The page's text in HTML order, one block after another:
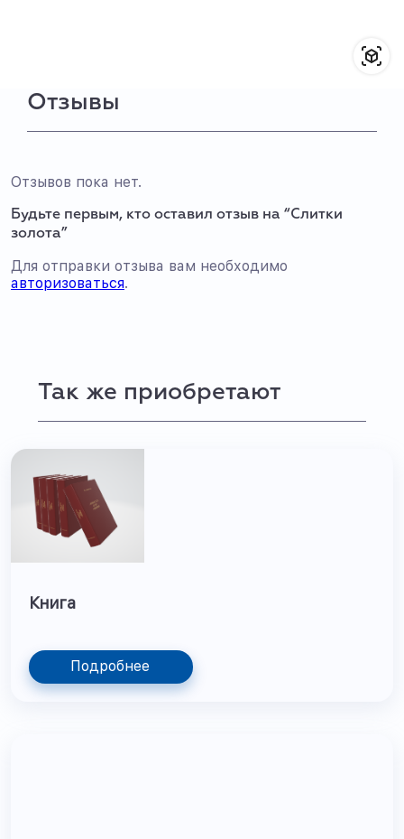
Отзывы
Отзывов пока нет.
Будьте первым, кто оставил отзыв на “Слитки
золота”
Для отправки отзыва вам необходимо
авторизоваться.
Так же приобретают
Книга
Подробнее